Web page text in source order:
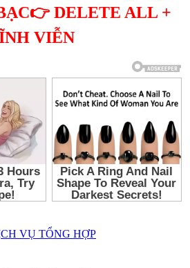
DELETE ALL +
VIỄN
VỤ TỔNG HỢP